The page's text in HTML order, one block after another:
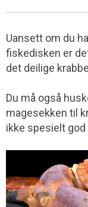
Uansett om du
fiskedisken er
det deilige
Du må også
magesekken til
ikke spesielt god